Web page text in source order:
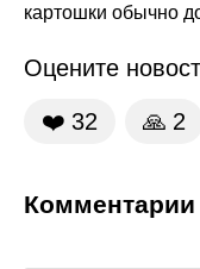
картошки обычно
Оцените
❤️ 32 🙏 2
Комментарии